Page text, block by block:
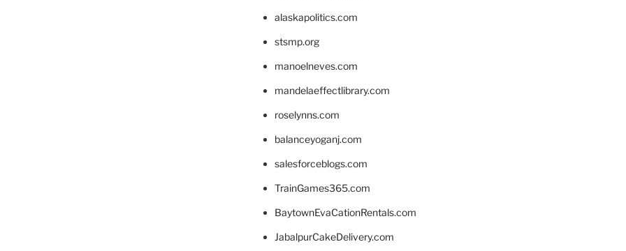
alaskapolitics.com
stsmp.org
manoelneves.com
mandelaeffectlibrary.com
roselynns.com
balanceyoganj.com
salesforceblogs.com
TrainGames365.com
BaytownEvaCationRentals.com
JabalpurCakeDelivery.com